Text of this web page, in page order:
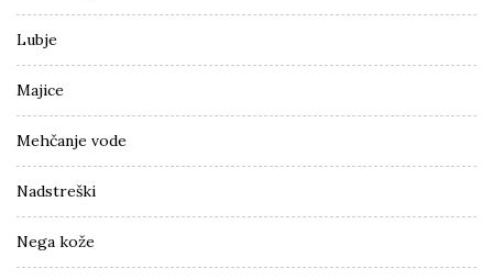
Lubje
Majice
Mehčanje vode
Nadstreški
Nega kože